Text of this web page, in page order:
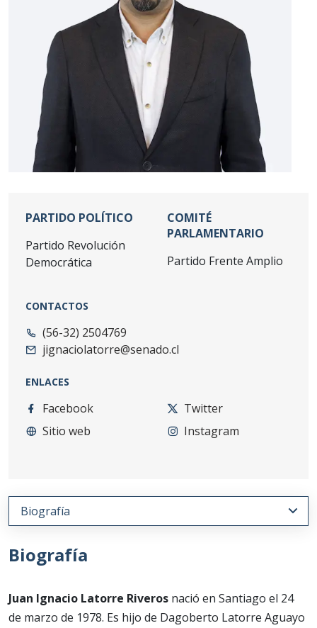
PARTIDO POLÍTICO
Partido Revolución
Democrática
COMITÉ
PARLAMENTARIO
Partido Frente Amplio
CONTACTOS
(56-32) 2504769
jignaciolatorre@senado.cl
ENLACES
Facebook
Twitter
Sitio web
Instagram
Biografía
Juan Ignacio Latorre Riveros nació en Santiago el 24
de marzo de 1978. Es hijo de Dagoberto Latorre Aguayo